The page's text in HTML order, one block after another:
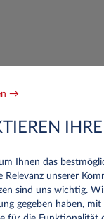
→
Ihnen das
Relevanz unserer
sind uns wichtig.
gegeben haben,